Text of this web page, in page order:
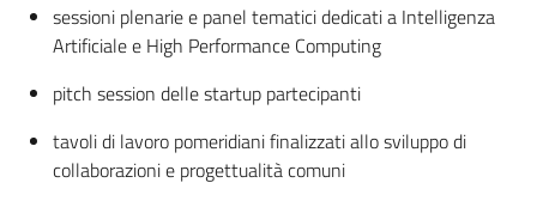
sessioni plenarie e panel tematici dedicati a Intelligenza
Artificiale e High Performance Computing
pitch session delle startup partecipanti
tavoli di lavoro pomeridiani finalizzati allo sviluppo di
collaborazioni e progettualità comuni